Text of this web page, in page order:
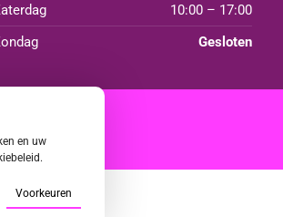
10:00 – 17:00
Gesloten
en uw
Voorkeuren